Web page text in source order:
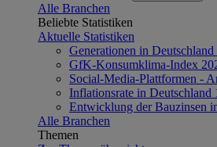
Alle Branchen
Beliebte Statistiken
Aktuelle Statistiken
Generationen in Deutschland
GfK-Konsumklima-Index
Social-Media-Plattformen -
Inflationsrate in Deutschland
Entwicklung der Bauzinsen
Alle Branchen
Themen